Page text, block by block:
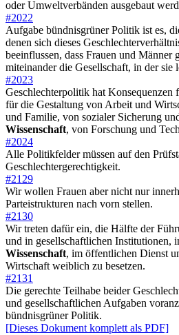
oder Umweltverbänden ausgebaut
#2022
Aufgabe bündnisgrüner Politik ist es,
denen sich dieses
beeinflussen, dass Frauen und Männer
miteinander die Gesellschaft, in der sie
#2023
Geschlechterpolitik hat Konsequenzen
für die Gestaltung von Arbeit und
und Familie, von sozialer Sicherung
Wissenschaft, von Forschung und
#2024
Alle Politikfelder müssen auf den
Geschlechtergerechtigkeit.
#2129
Wir wollen Frauen aber nicht nur
Parteistrukturen nach vorn stellen.
#2130
Wir treten dafür ein, die Hälfte der
und in gesellschaftlichen Institutionen,
Wissenschaft, im öffentlichen Dienst
Wirtschaft weiblich zu besetzen.
#2131
Die gerechte Teilhabe beider
und gesellschaftlichen Aufgaben
bündnisgrüner Politik.
[Dieses Dokument komplett als PDF]